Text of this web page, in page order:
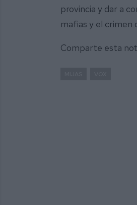
provincia y dar a
mafias y el crimen
Comparte esta